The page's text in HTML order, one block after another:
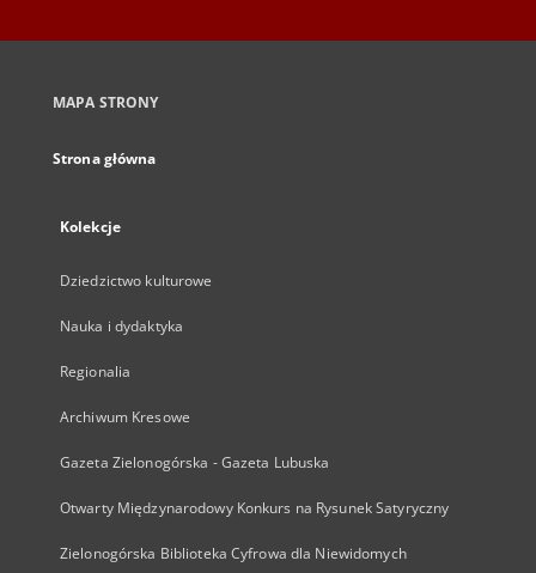
MAPA STRONY
Strona główna
Kolekcje
Dziedzictwo kulturowe
Nauka i dydaktyka
Regionalia
Archiwum Kresowe
Gazeta Zielonogórska - Gazeta Lubuska
Otwarty Międzynarodowy Konkurs na Rysunek Satyryczny
Zielonogórska Biblioteka Cyfrowa dla Niewidomych